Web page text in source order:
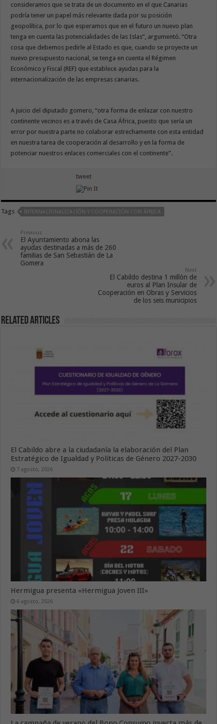
consideramos que se trata de un documento en el que Canarias
podría tener un papel más relevante dada por su posición
geopolítica, por lo que esperamos que en el futuro un nuevo plan
tenga en cuenta las potencialidades de las Islas”, argumentó. “Otra
cosa que debemos pedirle al Estado es que, cuando se proyecte un
nuevo presupuesto nacional, se tenga en cuenta el Régimen
Económico y Fiscal (REF) que establece ayudas para la
internacionalización de las empresas canarias.
A juicio del diputado gomero, “otra forma de enlazar con nuestro
continente vecinos es a través de Casa África, puesto que sería un
error por nuestra parte no colaborar estrechamente con esta entidad
en nuestra tarea de cooperación al desarrollo y en la forma de
potenciar nuestros enlaces comerciales con el continente”.
tweet
Tags INTERNACIONALIZACIÓN Y COOPERACIÓN CON ÁFRICA
Previous
El Ayuntamiento abona las
ayudas destinadas a más de 260
familias de San Sebastián de La
Gomera
Next
El Cabildo destina 1 millón de
euros al Plan Insular de
Cooperación en Obras y Servicios
de los seis municipios
Related Articles
El Cabildo abre a la ciudadanía la elaboración del Plan
Estratégico de Igualdad y Políticas de Género 2027-2030
7 agosto, 2026
Hermigua presenta «Hermigua Joven III»
6 agosto, 2026